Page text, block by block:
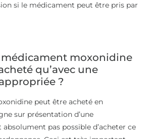
si le médicament peut être pris par
médicament moxonidine
qu’avec une
?
peut être acheté en
sur présentation d’une
absolument pas possible d’acheter ce